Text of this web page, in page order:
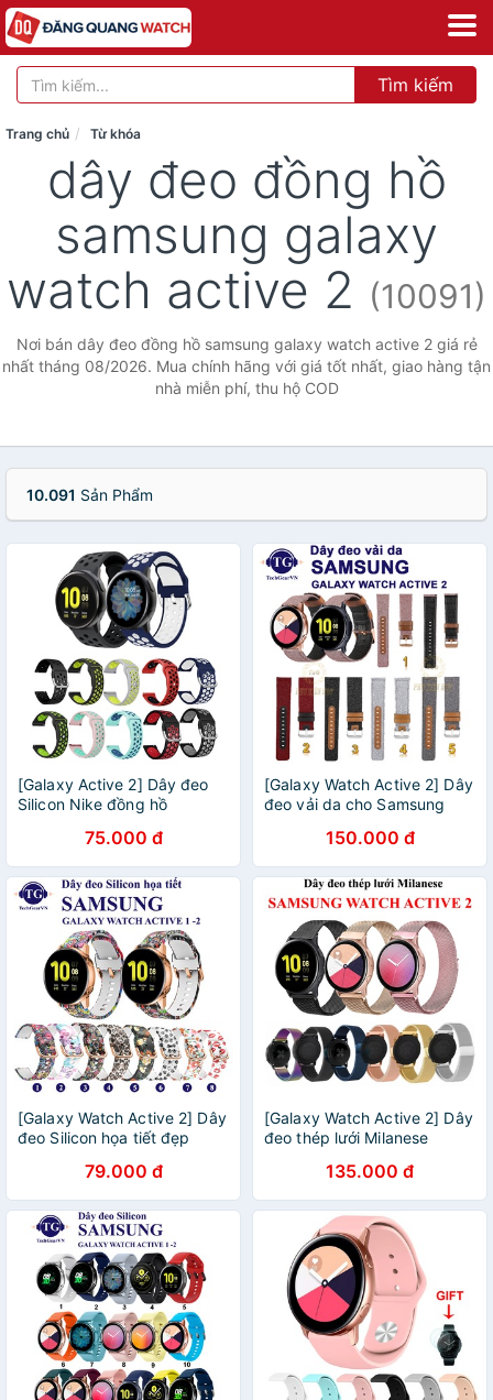
Tìm kiếm
Trang chủ Từ khóa
dây đeo đồng hồ
samsung galaxy
watch active 2 (10091)
Nơi bán dây đeo đồng hồ samsung galaxy watch active 2 giá rẻ
nhất tháng 08/2026. Mua chính hãng với giá tốt nhất, giao hàng tận
nhà miễn phí, thu hộ COD
10.091 Sản Phẩm
[Galaxy Active 2] Dây đeo
Silicon Nike đồng hồ
75.000 đ
[Galaxy Watch Active 2] Dây
đeo vải da cho Samsung
150.000 đ
[Galaxy Watch Active 2] Dây
đeo Silicon họa tiết đẹp
79.000 đ
[Galaxy Watch Active 2] Dây
đeo thép lưới Milanese
135.000 đ